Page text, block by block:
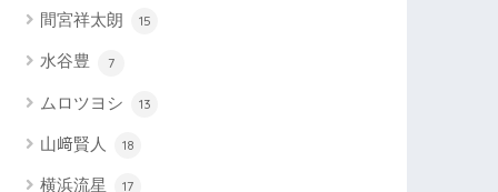
間宮祥太朗 15
水谷豊 7
ムロツヨシ 13
山﨑賢人 18
横浜流星 17